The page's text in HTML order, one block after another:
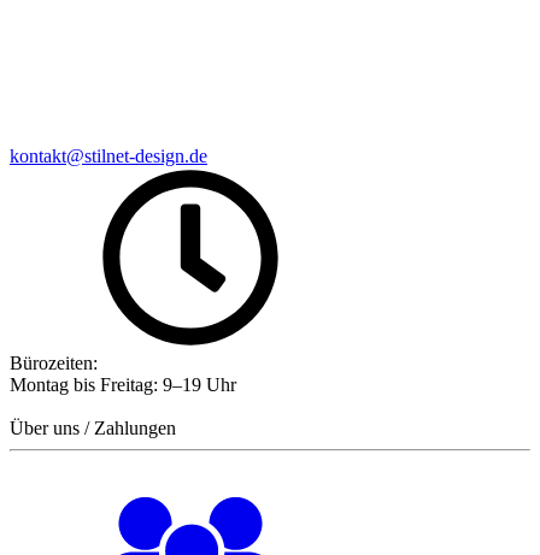
kontakt@stilnet-design.de
Bürozeiten:
Montag bis Freitag: 9–19 Uhr
Über uns / Zahlungen